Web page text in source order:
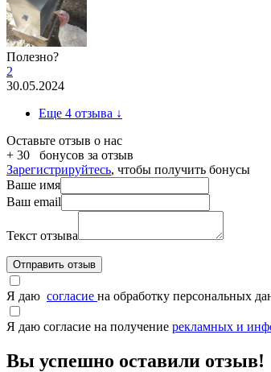
Полезно?
2
30.05.2024
Eще 4 отзыва ↓
Оставьте отзыв о нас
+ 30
бонусов за отзыв
Зарегистрируйтесь, чтобы получить бонусы
Ваше имя
Ваш email
Текст отзыва
Отправить отзыв
Я даю согласие на обработку персональных
Я даю согласие на получение рекламных и
Вы успешно оставили отзыв!